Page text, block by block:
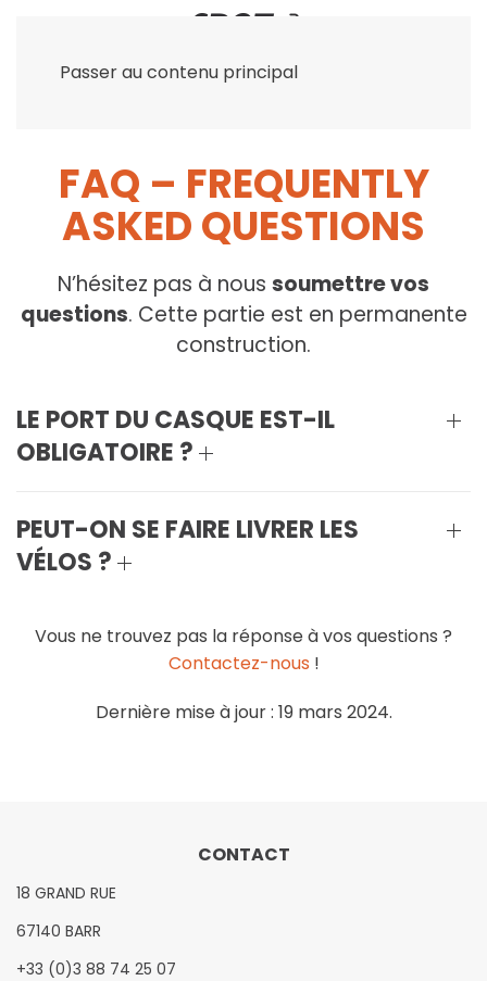
Passer au contenu principal
FAQ – FREQUENTLY
ASKED QUESTIONS
N’hésitez pas à nous soumettre vos
questions. Cette partie est en permanente
construction.
LE PORT DU CASQUE EST-IL
OBLIGATOIRE ?
PEUT-ON SE FAIRE LIVRER LES
VÉLOS ?
Vous ne trouvez pas la réponse à vos questions ?
Contactez-nous !
Dernière mise à jour : 19 mars 2024.
CONTACT
18 GRAND RUE
67140 BARR
+33 (0)3 88 74 25 07